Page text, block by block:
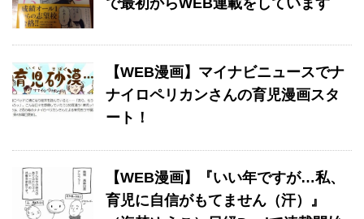
【WEB漫画】マイナビニュースでナ
ナイロペリカンさんの育児漫画スタ
ート！
【WEB漫画】『いい年ですが…私、
育児に自信がもてません（汗）』